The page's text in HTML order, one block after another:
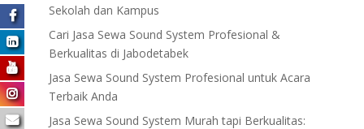
Sekolah dan Kampus
Cari Jasa Sewa Sound System Profesional &
Berkualitas di Jabodetabek
Jasa Sewa Sound System Profesional untuk Acara
Terbaik Anda
Jasa Sewa Sound System Murah tapi Berkualitas: